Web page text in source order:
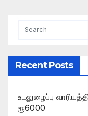
Recent Posts
உடலுழைப்பு
ரூ6000